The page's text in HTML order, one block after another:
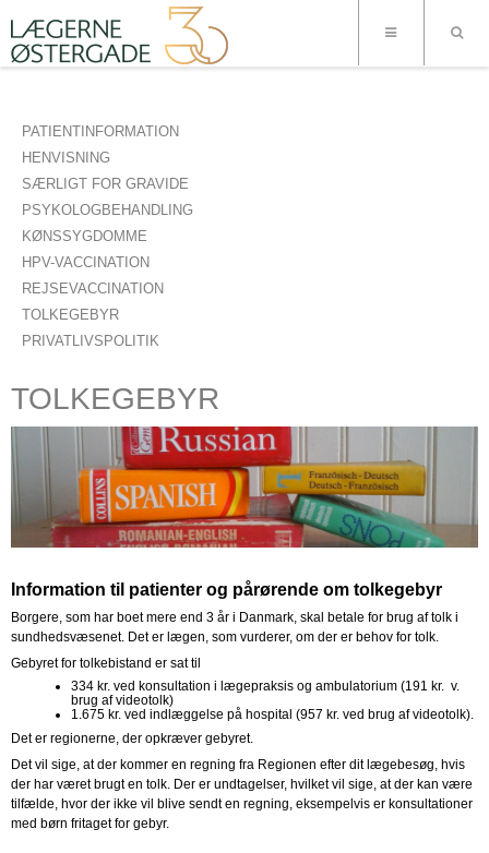
PATIENTINFORMATION
HENVISNING
SÆRLIGT FOR GRAVIDE
PSYKOLOGBEHANDLING
KØNSSYGDOMME
HPV-VACCINATION
REJSEVACCINATION
TOLKEGEBYR
PRIVATLIVSPOLITIK
TOLKEGEBYR
Information til patienter og pårørende om tolkegebyr
Borgere, som har boet mere end 3 år i Danmark, skal betale for brug af tolk i
sundhedsvæsenet. Det er lægen, som vurderer, om der er behov for tolk.
Gebyret for tolkebistand er sat til
334 kr. ved konsultation i lægepraksis og ambulatorium (191 kr. v.
brug af videotolk)
1.675 kr. ved indlæggelse på hospital (957 kr. ved brug af videotolk).
Det er regionerne, der opkræver gebyret.
Det vil sige, at der kommer en regning fra Regionen efter dit lægebesøg, hvis
der har været brugt en tolk. Der er undtagelser, hvilket vil sige, at der kan være
tilfælde, hvor der ikke vil blive sendt en regning, eksempelvis er konsultationer
med børn fritaget for gebyr.